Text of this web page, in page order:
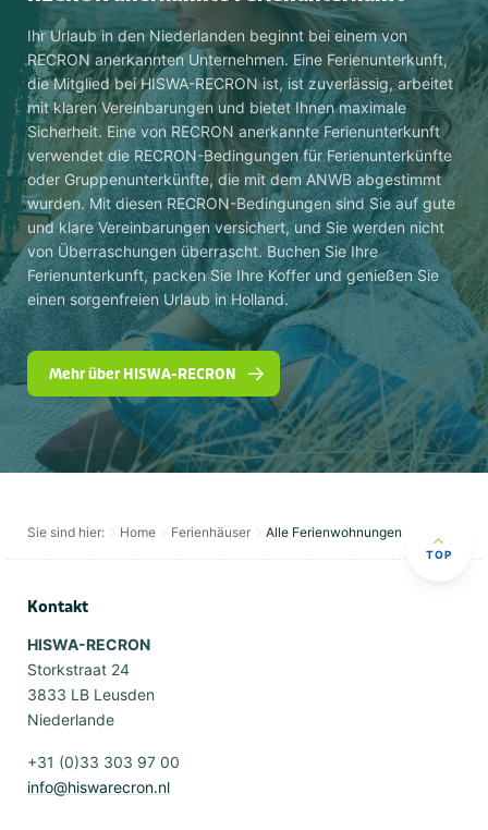
Ihr Urlaub in den Niederlanden beginnt bei einem von
RECRON anerkannten Unternehmen. Eine Ferienunterkunft,
die Mitglied bei HISWA-RECRON ist, ist zuverlässig, arbeitet
mit klaren Vereinbarungen und bietet Ihnen maximale
Sicherheit. Eine von RECRON anerkannte Ferienunterkunft
verwendet die RECRON-Bedingungen für Ferienunterkünfte
oder Gruppenunterkünfte, die mit dem ANWB abgestimmt
wurden. Mit diesen RECRON-Bedingungen sind Sie auf gute
und klare Vereinbarungen versichert, und Sie werden nicht
von Überraschungen überrascht. Buchen Sie Ihre
Ferienunterkunft, packen Sie Ihre Koffer und genießen Sie
einen sorgenfreien Urlaub in Holland.
Mehr über HISWA-RECRON
Sie sind hier: Home Ferienhäuser Alle Ferienwohnungen
TOP
Kontakt
HISWA-RECRON
Storkstraat 24
3833 LB Leusden
Niederlande
+31 (0)33 303 97 00
info@hiswarecron.nl